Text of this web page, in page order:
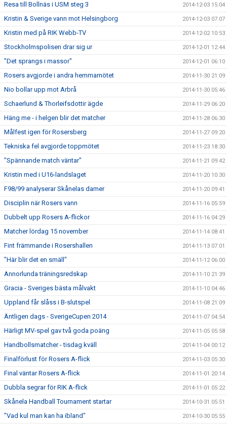
Resa till Bollnäs i USM steg 3 2014-12-03 15:04
Kristin & Sverige vann mot Helsingborg 2014-12-03 07:07
Kristin med på RIK Webb-TV 2014-12-02 10:53
Stockholmspolisen drar sig ur 2014-12-01 12:44
"Det sprangs i massor" 2014-12-01 06:10
Rosers avgjorde i andra hemmamötet 2014-11-30 21:09
Nio bollar upp mot Arbrå 2014-11-30 05:46
Schaerlund & Thorleifsdottir ägde 2014-11-29 06:20
Häng me - i helgen blir det matcher 2014-11-28 06:30
Målfest igen för Rosersberg 2014-11-27 09:20
Tekniska fel avgjorde toppmötet 2014-11-23 18:30
"Spännande match väntar" 2014-11-21 09:42
Kristin med i U16-landslaget 2014-11-20 10:30
F98/99 analyserar Skånelas damer 2014-11-20 09:41
Disciplin när Rosers vann 2014-11-16 05:59
Dubbelt upp Rosers A-flickor 2014-11-16 04:29
Matcher lördag 15 november 2014-11-14 08:41
Fint främmande i Rosershallen 2014-11-13 07:01
"Här blir det en smäll" 2014-11-12 06:00
Annorlunda träningsredskap 2014-11-10 21:39
Gracia - Sveriges bästa målvakt 2014-11-10 04:46
Uppland får slåss i B-slutspel 2014-11-08 21:09
Äntligen dags - SverigeCupen 2014 2014-11-07 04:54
Härligt MV-spel gav två goda poäng 2014-11-05 05:58
Handbollsmatcher - tisdag kväll 2014-11-04 00:12
Finalförlust för Rosers A-flick 2014-11-03 05:30
Final väntar Rosers A-flick 2014-11-01 20:14
Dubbla segrar för RIK A-flick 2014-11-01 05:22
Skånela Handball Tournament startar 2014-10-31 05:51
"Vad kul man kan ha ibland" 2014-10-30 05:55